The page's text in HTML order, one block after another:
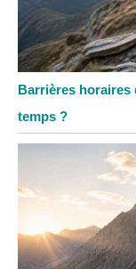
Barrières horaires
temps ?